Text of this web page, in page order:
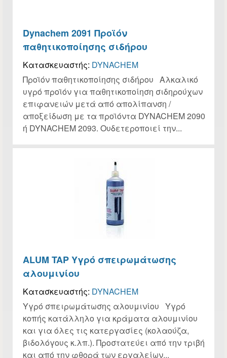
Dynachem 2091 Προϊόν
παθητικοποίησης σιδήρου
Κατασκευαστής: DYNACHEM
Προϊόν παθητικοποίησης σιδήρου Αλκαλικό
υγρό προϊόν για παθητικοποίηση σιδηρούχων
επιφανειών μετά από απολίπανση /
αποξείδωση με τα προϊόντα DYNACHEM 2090
ή DYNACHEM 2093. Ουδετεροποιεί την...
ALUM TAP Υγρό σπειρωμάτωσης
αλουμινίου
Κατασκευαστής: DYNACHEM
Υγρό σπειρωμάτωσης αλουμινίου Υγρό
κοπής κατάλληλο για κράματα αλουμινίου
και για όλες τις κατεργασίες (κολαούζα,
βιδολόγους κ.λπ.). Προστατεύει από την τριβή
και από την φθορά των εργαλείων...